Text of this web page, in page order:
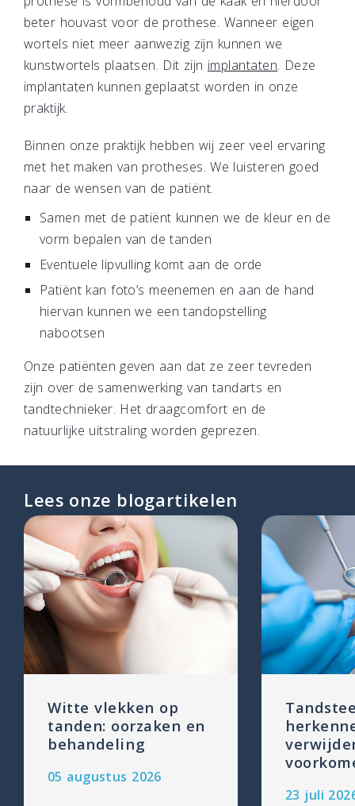
beter houvast voor de prothese. Wanneer eigen
wortels niet meer aanwezig zijn kunnen we
kunstwortels plaatsen. Dit zijn implantaten. Deze
implantaten kunnen geplaatst worden in onze
praktijk.
Binnen onze praktijk hebben wij zeer veel ervaring
met het maken van protheses. We luisteren goed
naar de wensen van de patiënt.
Samen met de patiënt kunnen we de kleur en de
vorm bepalen van de tanden
Eventuele lipvulling komt aan de orde
Patiënt kan foto’s meenemen en aan de hand
hiervan kunnen we een tandopstelling
nabootsen
Onze patiënten geven aan dat ze zeer tevreden
zijn over de samenwerking van tandarts en
tandtechnieker. Het draagcomfort en de
natuurlijke uitstraling worden geprezen.
Lees onze blogartikelen
Witte vlekken op
tanden: oorzaken en
behandeling
05 augustus 2026
23 juli